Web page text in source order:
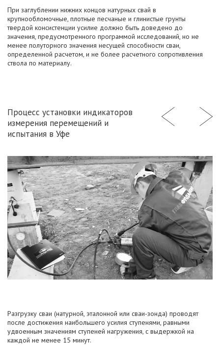
При заглублении нижних концов натурных свай в
крупнообломочные, плотные песчаные и глинистые грунты
твердой консистенции усилие должно быть доведено до
значения, предусмотренного программой исследований, но не
менее полуторного значения несущей способности сваи,
определенной расчетом, и не более расчетного сопротивления
ствола по материалу.
Процесс установки индикаторов
измерения перемещений и
испытания в Уфе
Разгрузку сваи (натурной, эталонной или сваи-зонда) проводят
после достижения наибольшего усилия ступенями, равными
удвоенным значениям ступеней нагружения, с выдержкой на
каждой не менее 15 минут.